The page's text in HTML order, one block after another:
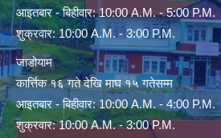
आइतबार - बिहीवार: 10:00 A.M. - 5:00 P.M.
शुक्रवार: 10:00 A.M. - 3:00 P.M.
जाडोयाम
कार्त्तिक १६ गते देखि माघ १५ गतेसम्म
आइतबार - बिहीवार: 10:00 A.M. - 4:00 P.M.
शुक्रवार: 10:00 A.M. - 3:00 P.M.